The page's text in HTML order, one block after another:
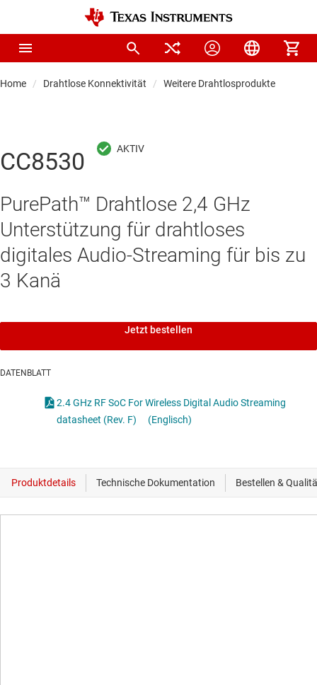
Home Drahtlose Konnektivität Weitere Drahtlosprodukte
CC8530
PurePath™ Drahtlose 2,4 GHz
Unterstützung für drahtloses
digitales Audio-Streaming für bis zu
3 Kanä
Jetzt bestellen
DATENBLATT
2.4 GHz RF SoC For Wireless Digital Audio Streaming
datasheet (Rev. F)
(Englisch)